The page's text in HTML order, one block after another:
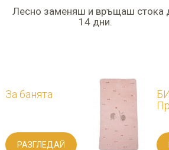
Лесно заменяш и връщаш стока
14 дни.
За банята
РАЗГЛЕДАЙ